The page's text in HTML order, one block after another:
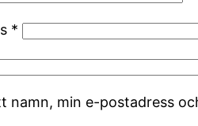
*
namn, min e-postadress